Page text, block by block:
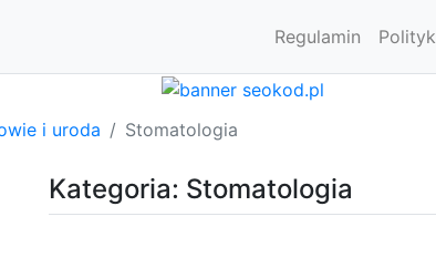
Regulamin
i uroda Stomatologia
Kategoria: Stomatologia